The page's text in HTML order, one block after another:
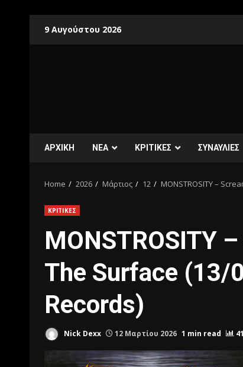
9 Αυγούστου 2026
ΑΡΧΙΚΗ ΝΕΑ ΚΡΙΤΙΚΕΣ ΣΥΝΑΥΛΙΕΣ
Home 2026 Μάρτιος 12 MONSTROSITY –
ΚΡΙΤΙΚΕΣ
MONSTROSITY
The Surface (13/
Records)
Nick Dexx 12 Μαρτίου 2026 1 min read